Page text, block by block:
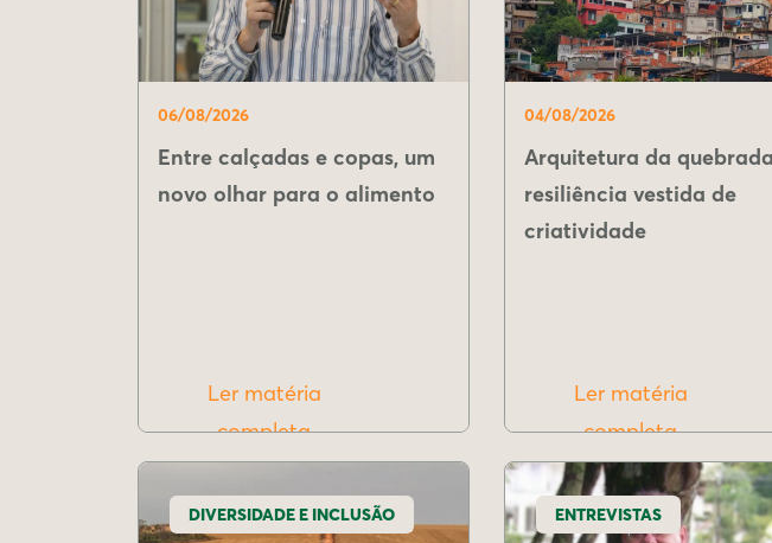
06/08/2026
Entre calçadas e copas, um
novo olhar para o alimento
Ler matéria
completa
04/08/2026
Arquitetura da
resiliência vestida de
criatividade
Ler matéria
completa
DIVERSIDADE E INCLUSÃO ENTREVISTAS